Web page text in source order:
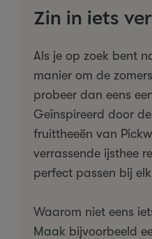
Zin in iets
Als je op zoek bent
manier om de
probeer dan eens
Geïnspireerd door
fruittheeën van
verrassende ijsthee
perfect passen bij
Waarom niet eens
Maak bijvoorbeeld